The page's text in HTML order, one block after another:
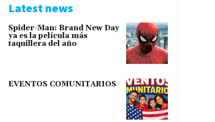
Latest news
Spider-Man: Brand New Day
ya es la película más
taquillera del año
EVENTOS COMUNITARIOS